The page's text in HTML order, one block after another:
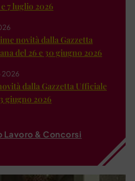
7 luglio 2026
novità dalla Gazzetta
del 26 e 30 giugno 2026
2026
dalla Gazzetta Ufficiale
giugno 2026
Lavoro & Concorsi